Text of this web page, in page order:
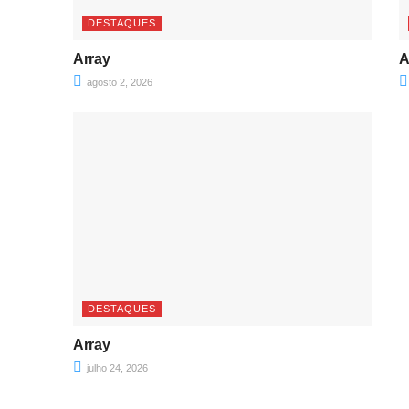
DESTAQUES
Array
agosto 2, 2026
DESTAQUES
Array
julho 24, 2026